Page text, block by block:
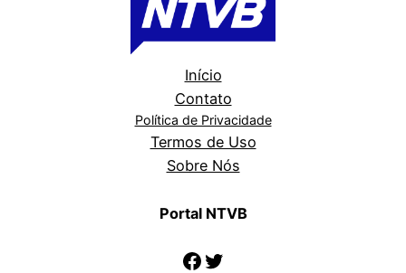
Início
Contato
Política de Privacidade
Termos de Uso
Sobre Nós
Portal NTVB
Facebook
Twitter